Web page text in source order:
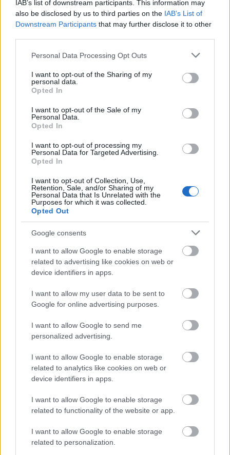
IAB’s list of downstream participants. This information may
also be disclosed by us to third parties on the IAB’s List of
Downstream Participants that may further disclose it to other
Please note that this website/app uses one or more Google
not limited to your visit or usage behaviour. You may click to
grant or deny consent to Google and its third-party tags to
use your data for below specified purposes in below Google
consent section.
Personal Data Processing Opt Outs
I want to opt-out of the Sharing of my
personal data.
Opted In
I want to opt-out of the Sale of my
Personal Data.
Opted In
I want to opt-out of processing my
Personal Data for Targeted Advertising.
Opted In
I want to opt-out of Collection, Use,
Retention, Sale, and/or Sharing of my
Personal Data that Is Unrelated with the
Purposes for which it was collected.
Opted Out
Google consents
I want to allow Google to enable storage
related to advertising like cookies on web or
device identifiers in apps.
I want to allow my user data to be sent to
Google for online advertising purposes.
I want to allow Google to send me
personalized advertising.
I want to allow Google to enable storage
related to analytics like cookies on web or
device identifiers in apps.
I want to allow Google to enable storage
related to functionality of the website or app.
I want to allow Google to enable storage
related to personalization.
vezette játékfilmes zsűri a rendkívüli művészi
teljesítményért Ezüst Medvével jutalmazta
Victoriaösszesen három díjat nyert Berlinben,
és kiérdemelte a Német Artmozik
Morgenpost olvasói zsűrijének elismerését
is.
AVictoriamagyar forgalmazója a Vertigo
Média, az alkotást így biztosan láthatja a
magyar közönség is. A film előreláthatóan
októberben kerül országos
moziforgalmazásba.
Film Berlin Bűnügy Berlinale Európai filmipar
Filmpremier
VÁLHATTÁL VOLNA?